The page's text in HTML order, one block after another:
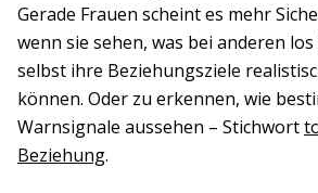
Gerade Frauen scheint es mehr
wenn sie sehen, was bei anderen
selbst ihre Beziehungsziele
können. Oder zu erkennen, wie
Warnsignale aussehen – Stichwort
Beziehung.